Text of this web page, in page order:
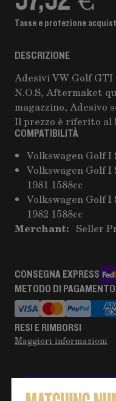
Tasse e protezione
DESCRIZIONE
Adesivi VW Golf
N.O.S, Aftermaket
magazzino, Adesivo
Il prezzo è riferito al
COMPATIBILITÀ
Volkswagen Golf I
Volkswagen Golf I
1981 1588cc
Volkswagen Golf I
1982 1588cc
Merchant: Seller
CONSEGNA EXPRESS
METODO DI PAGAMENTO
RESI E RIMBORSI
Maggiori informazioni